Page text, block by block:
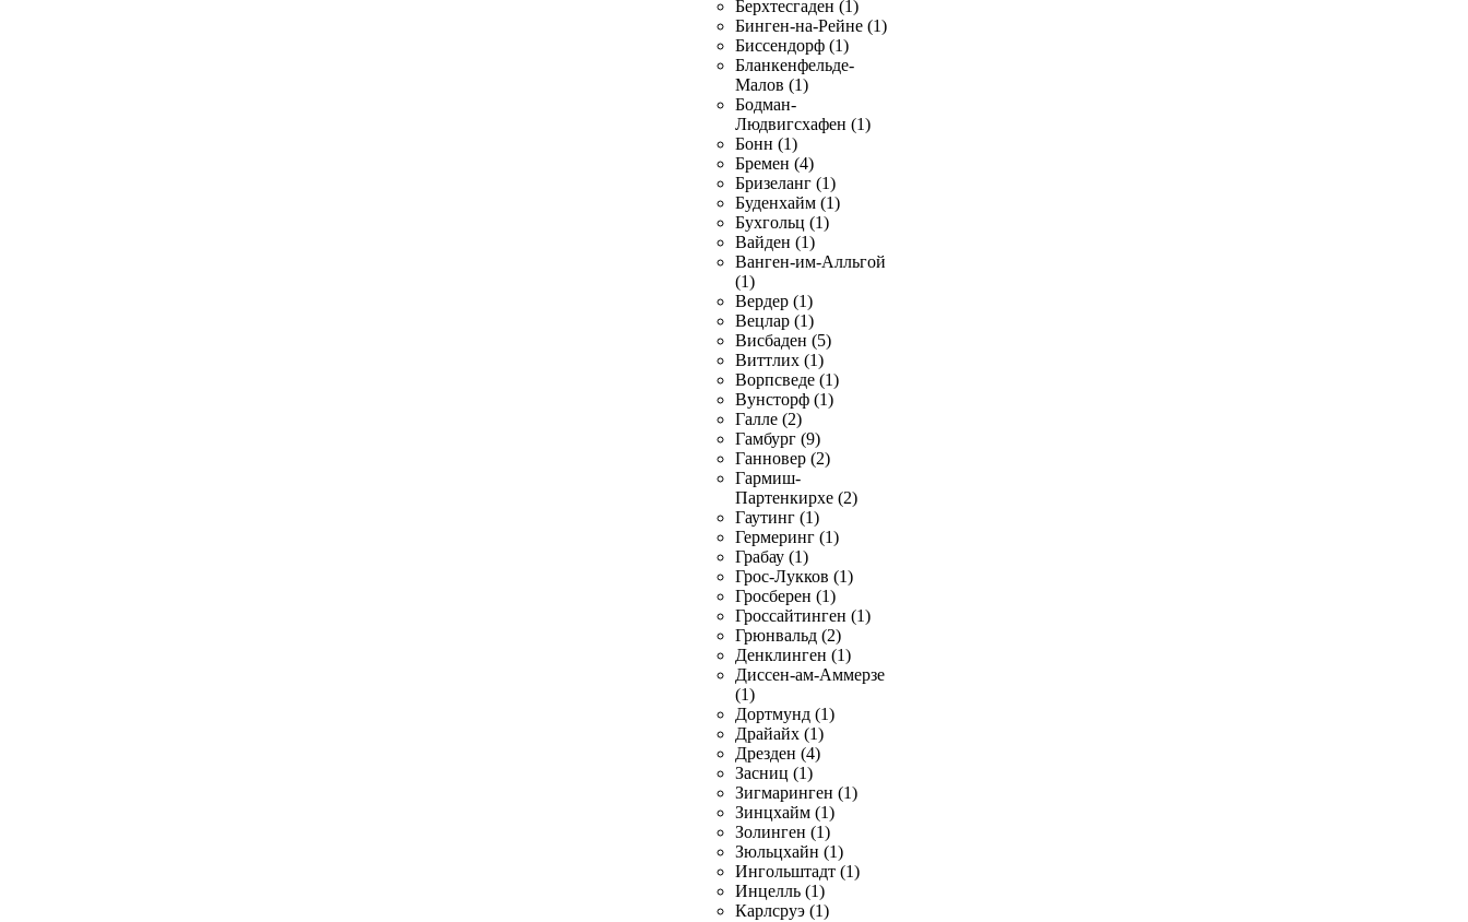
Берхтесгаден (1)
Бинген-на-Рейне (1)
Биссендорф (1)
Бланкенфельде-
Малов (1)
Бодман-
Людвигсхафен (1)
Бонн (1)
Бремен (4)
Бризеланг (1)
Буденхайм (1)
Бухгольц (1)
Вайден (1)
Ванген-им-Алльгой
(1)
Вердер (1)
Вецлар (1)
Висбаден (5)
Виттлих (1)
Ворпсведе (1)
Вунсторф (1)
Галле (2)
Гамбург (9)
Ганновер (2)
Гармиш-
Партенкирхе (2)
Гаутинг (1)
Гермеринг (1)
Грабау (1)
Грос-Лукков (1)
Гросберен (1)
Гроссайтинген (1)
Грюнвальд (2)
Денклинген (1)
Диссен-ам-Аммерзе
(1)
Дортмунд (1)
Драйайх (1)
Дрезден (4)
Засниц (1)
Зигмаринген (1)
Зинцхайм (1)
Золинген (1)
Зюльцхайн (1)
Ингольштадт (1)
Инцелль (1)
Карлсруэ (1)